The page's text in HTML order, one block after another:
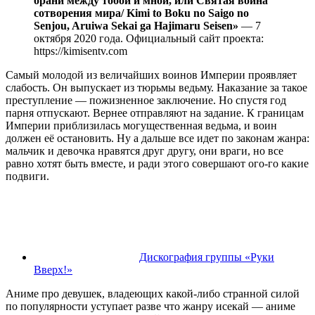
сотворения мира/ Kimi to Boku no Saigo no
Senjou, Aruiwa Sekai ga Hajimaru Seisen» — 7
октября 2020 года. Официальный сайт проекта:
https://kimisentv.com
Самый молодой из величайших воинов Империи проявляет
слабость. Он выпускает из тюрьмы ведьму. Наказание за такое
преступление — пожизненное заключение. Но спустя год
парня отпускают. Вернее отправляют на задание. К границам
Империи приблизилась могущественная ведьма, и воин
должен её остановить. Ну а дальше все идет по законам жанра:
мальчик и девочка нравятся друг другу, они враги, но все
равно хотят быть вместе, и ради этого совершают ого-го какие
подвиги.
Дискография группы «Руки
Вверх!»
Аниме про девушек, владеющих какой-либо странной силой
по популярности уступает разве что жанру исекай — аниме